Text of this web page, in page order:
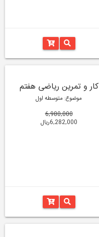
کار و تمرین ریاضی هفتم
موضوع: متوسطه اول
6,980,000
6,282,000ریال